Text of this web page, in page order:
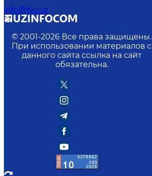
info@fvv.uz
© 2001-2026 Все права защищены.
При использовании материалов с
данного сайта ссылка на сайт
обязательна.